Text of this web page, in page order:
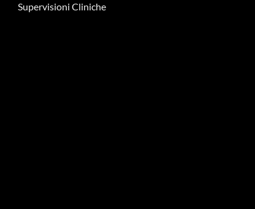
Supervisioni Cliniche